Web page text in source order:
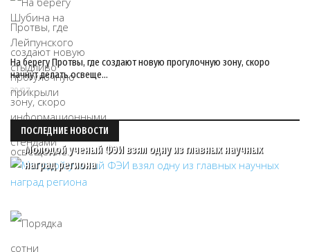
На берегу Протвы, где создают новую прогулочную зону, скоро
начнут делать освеще…
30/07
ПОСЛЕДНИЕ НОВОСТИ
Молодой ученый ФЭИ взял одну из главных научных
наград региона